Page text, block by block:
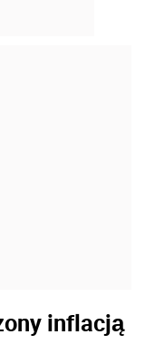
inflacją